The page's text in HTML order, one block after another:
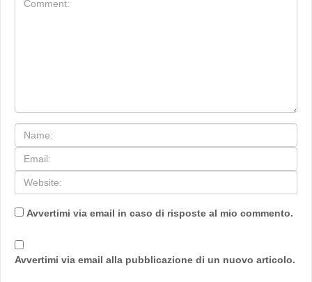
Avvertimi via email in caso di risposte al mio commento.
Avvertimi via email alla pubblicazione di un nuovo articolo.